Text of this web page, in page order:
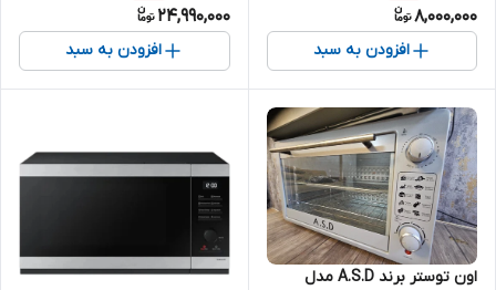
8,000,000
افزودن به سبد
24,990,000
افزودن به سبد
اون توستر برند A.S.D مدل